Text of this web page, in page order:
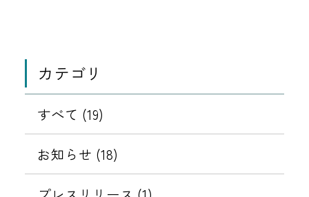
ワ
ー
キ
ュ
ら
不
な
ッ
ー
象
2
2
年
の
お
ラ
ブ
「
ャ
表
カテゴリ
すべて (19)
お知らせ (18)